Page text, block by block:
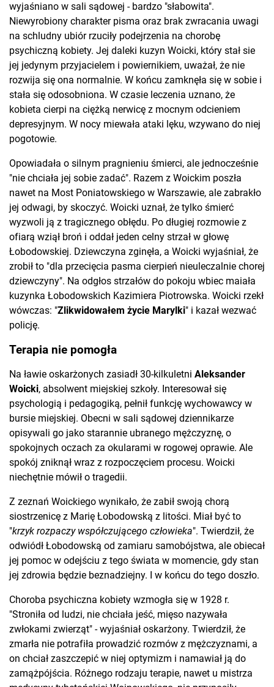
wyjaśniano w sali sądowej - bardzo "słabowita".
Niewyrobiony charakter pisma oraz brak zwracania uwagi
na schludny ubiór rzuciły podejrzenia na chorobę
psychiczną kobiety. Jej daleki kuzyn Woicki, który stał sie
jej jedynym przyjacielem i powiernikiem, uważał, że nie
rozwija się ona normalnie. W końcu zamknęła się w sobie i
stała się odosobniona. W czasie leczenia uznano, że
kobieta cierpi na ciężką nerwicę z mocnym odcieniem
depresyjnym. W nocy miewała ataki lęku, wzywano do niej
pogotowie.
Opowiadała o silnym pragnieniu śmierci, ale jednocześnie
"nie chciała jej sobie zadać". Razem z Woickim poszła
nawet na Most Poniatowskiego w Warszawie, ale zabrakło
jej odwagi, by skoczyć. Woicki uznał, że tylko śmierć
wyzwoli ją z tragicznego obłędu. Po długiej rozmowie z
ofiarą wziął broń i oddał jeden celny strzał w głowę
Łobodowskiej. Dziewczyna zginęła, a Woicki wyjaśniał, że
zrobił to "dla przecięcia pasma cierpień nieuleczalnie chorej
dziewczyny". Na odgłos strzałów do pokoju wbiec maiała
kuzynka Łobodowskich Kazimiera Piotrowska. Woicki rzekł
wówczas: "Zlikwidowałem życie Marylki" i kazał wezwać
policję.
Terapia nie pomogła
Na ławie oskarżonych zasiadł 30-kilkuletni Aleksander
Woicki, absolwent miejskiej szkoły. Interesował się
psychologią i pedagogiką, pełnił funkcję wychowawcy w
bursie miejskiej. Obecni w sali sądowej dziennikarze
opisywali go jako starannie ubranego mężczyznę, o
spokojnych oczach za okularami w rogowej oprawie. Ale
spokój zniknął wraz z rozpoczęciem procesu. Woicki
niechętnie mówił o tragedii.
Z zeznań Woickiego wynikało, że zabił swoją chorą
siostrzenicę z Marię Łobodowską z litości. Miał być to
"krzyk rozpaczy współczującego człowieka". Twierdził, że
odwiódł Łobodowską od zamiaru samobójstwa, ale obiecał
jej pomoc w odejściu z tego świata w momencie, gdy stan
jej zdrowia będzie beznadziejny. I w końcu do tego doszło.
Choroba psychiczna kobiety wzmogła się w 1928 r.
"Stroniła od ludzi, nie chciała jeść, mięso nazywała
zwłokami zwierząt" - wyjaśniał oskarżony. Twierdził, że
zmarła nie potrafiła prowadzić rozmów z mężczyznami, a
on chciał zaszczepić w niej optymizm i namawiał ją do
zamążpójścia. Różnego rodzaju terapie, nawet u mistrza